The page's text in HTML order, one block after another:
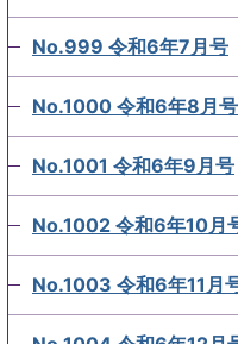
No.999 令和6年7月号
No.1000 令和6年8月号
No.1001 令和6年9月号
No.1002 令和6年10月
No.1003 令和6年11月